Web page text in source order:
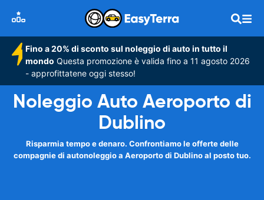
Fino a 20% di sconto sul noleggio di auto in tutto il
mondo Questa promozione è valida fino a 11 agosto 2026
- approfittatene oggi stesso!
Noleggio Auto Aeroporto di
Dublino
Risparmia tempo e denaro. Confrontiamo le offerte delle
compagnie di autonoleggio a Aeroporto di Dublino al posto tuo.